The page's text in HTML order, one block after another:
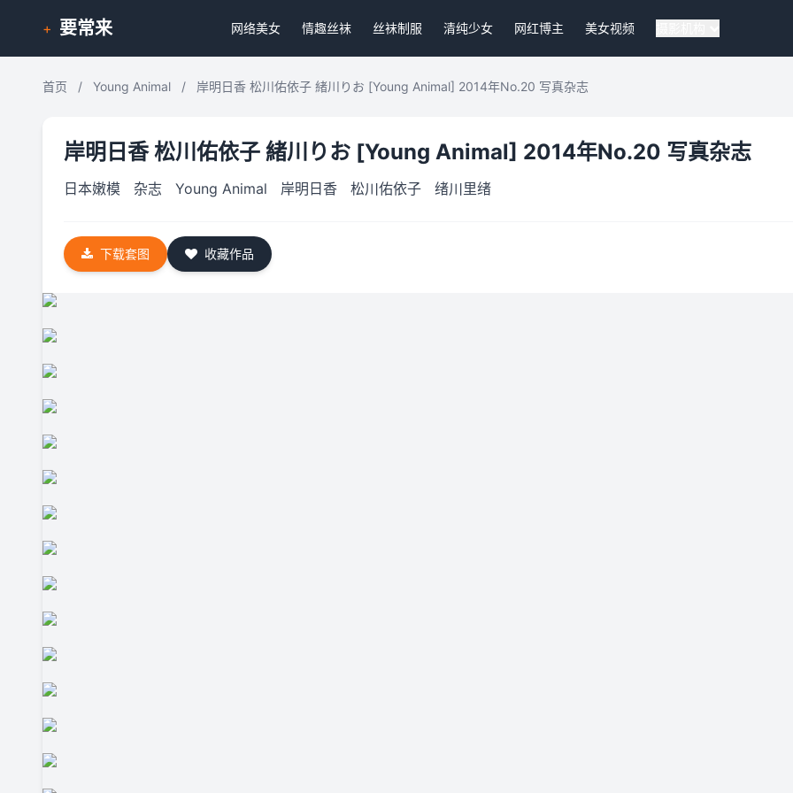
+ 要常来 网络美女 情趣丝袜 丝袜制服 清纯少女 网红博主 美女视频
首页 / Young Animal / 岸明日香 松川佑依子 緒川りお [Young Animal] 2014年No.20 写真杂志
岸明日香 松川佑依子 緒川りお [Young Animal] 2014年No.20 写真杂志
日本嫩模 杂志 Young Animal 岸明日香 松川佑依子 绪川里绪
下载套图 收藏作品